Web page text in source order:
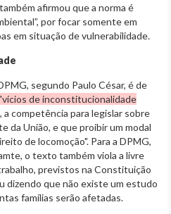
afirmou que a norma é
por focar somente em
em situação de vulnerabilidade.
segundo Paulo César, é de
de inconstitucionalidade
a competência para legislar sobre
da União, e que proibir um modal
de locomoção". Para a DPMG,
o texto também viola a livre
previstos na Constituição
dizendo que não existe um estudo
famílias serão afetadas.